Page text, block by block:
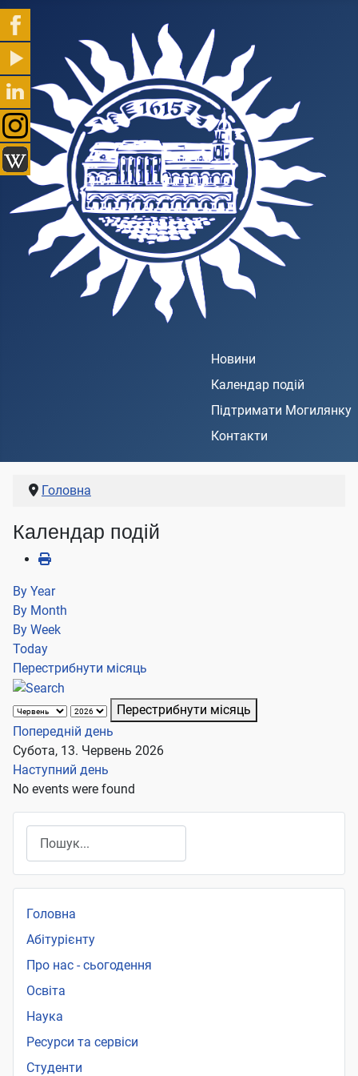
Новини
Календар подій
Підтримати Могилянку
Контакти
Головна
Календар подій
By Year
By Month
By Week
Today
Перестрибнути місяць
Перестрибнути місяць
Попередній день
Субота, 13. Червень 2026
Наступний день
No events were found
Головна
Абітурієнту
Про нас - сьогодення
Освіта
Наука
Ресурси та сервіси
Студенти